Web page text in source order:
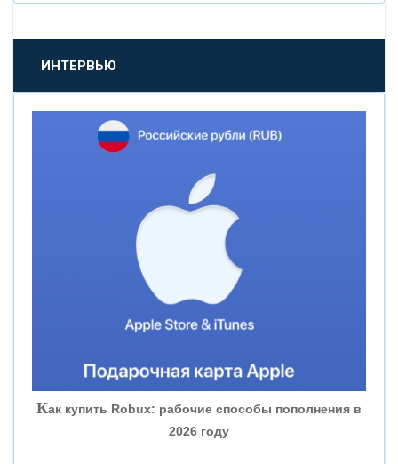
«БАНК САНКТ-ПЕТЕРБУРГ»
«ПРОМСВЯЗЬБАНК»
«НОВИКОМБАНК»
«ВНЕШПРОМБАНК»
«БАНК ГЛОБЭКС»
«СОВКОМБАНК»
ИНТЕРВЬЮ
Как купить Robux: рабочие способы пополнения в
2026 году